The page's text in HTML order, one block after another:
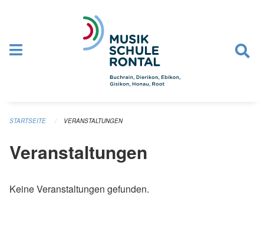
STARTSEITE VERANSTALTUNGEN
Veranstaltungen
Keine Veranstaltungen gefunden.